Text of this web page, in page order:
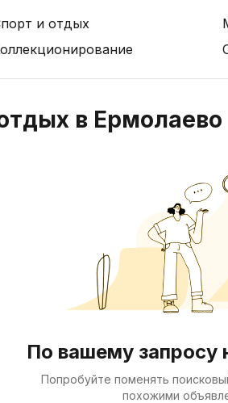
и отдых
в Ермолаево
По вашему запросу
Попробуйте поменять
похожими